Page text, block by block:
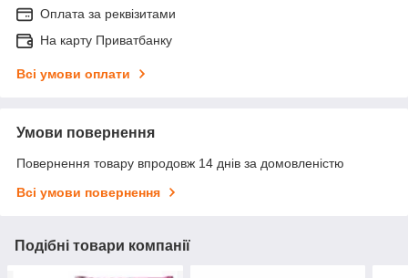
Оплата за реквізитами
На карту Приватбанку
Всі умови оплати
Умови повернення
Повернення товару впродовж 14 днів за домовленістю
Всі умови повернення
Подібні товари компанії